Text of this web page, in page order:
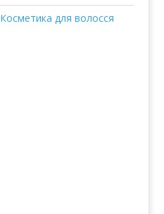
Косметика для волосся